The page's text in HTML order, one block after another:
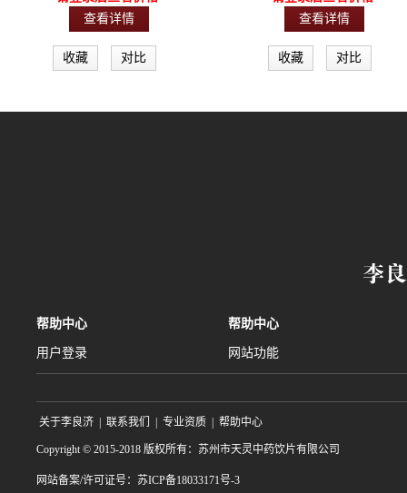
查看详情
收藏 对比
查看详情
收藏 对比
帮助中心
用户登录
帮助中心
网站功能
关于李良济 | 联系我们 | 专业资质 | 帮助中心
Copyright © 2015-2018 版权所有：苏州市天灵中药饮片有限公司
网站备案/许可证号：苏ICP备18033171号-3